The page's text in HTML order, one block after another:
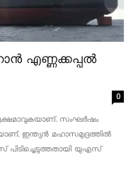
എണ്ണക്കപ്പൽ
0
സംഘർഷം
ഇന്ത്യൻ മഹാസമുദ്രത്തിൽ
യുഎസ്